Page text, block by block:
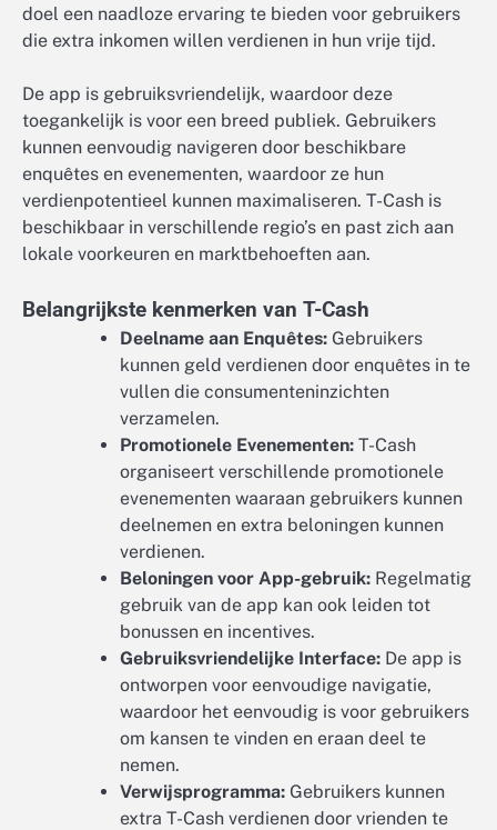
doel een naadloze ervaring te bieden voor gebruikers
die extra inkomen willen verdienen in hun vrije tijd.
De app is gebruiksvriendelijk, waardoor deze
toegankelijk is voor een breed publiek. Gebruikers
kunnen eenvoudig navigeren door beschikbare
enquêtes en evenementen, waardoor ze hun
verdienpotentieel kunnen maximaliseren. T-Cash is
beschikbaar in verschillende regio’s en past zich aan
lokale voorkeuren en marktbehoeften aan.
Belangrijkste kenmerken van T-Cash
Deelname aan Enquêtes: Gebruikers
kunnen geld verdienen door enquêtes in te
vullen die consumenteninzichten
verzamelen.
Promotionele Evenementen: T-Cash
organiseert verschillende promotionele
evenementen waaraan gebruikers kunnen
deelnemen en extra beloningen kunnen
verdienen.
Beloningen voor App-gebruik: Regelmatig
gebruik van de app kan ook leiden tot
bonussen en incentives.
Gebruiksvriendelijke Interface: De app is
ontworpen voor eenvoudige navigatie,
waardoor het eenvoudig is voor gebruikers
om kansen te vinden en eraan deel te
nemen.
Verwijsprogramma: Gebruikers kunnen
extra T-Cash verdienen door vrienden te